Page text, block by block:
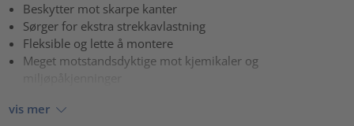
Beskytter mot skarpe kanter
Sørger for ekstra strekkavlastning
Fleksible og lette å montere
Meget motstandsdyktige mot kjemikaler og
vis mer